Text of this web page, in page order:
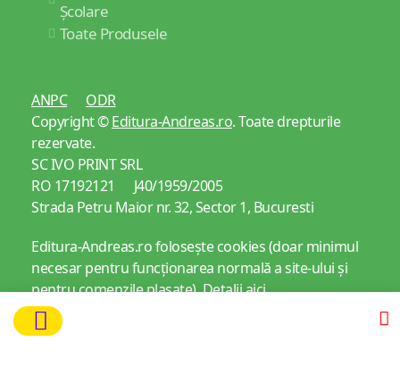
Școlare
Toate Produsele
ANPC
ODR
Copyright ©Editura-Andreas.ro. Toate drepturile
rezervate.
SC IVO PRINT SRL
RO 17192121 J40/1959/2005
Strada Petru Maior nr. 32, Sector 1, Bucuresti
Editura-Andreas.ro folosește cookies (doar minimul
necesar pentru funcționarea normală a site-ului și
pentru comenzile plasate).Detalii aici